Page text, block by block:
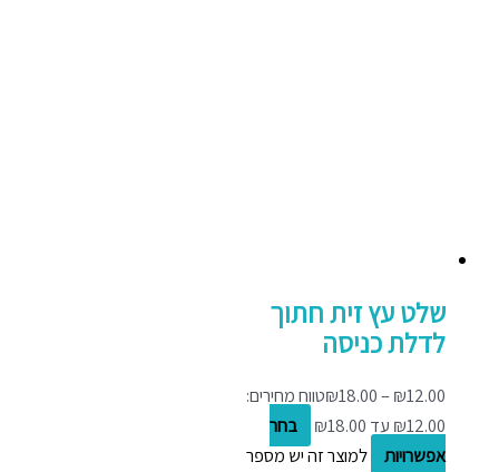
שלט עץ זית חתוך
לדלת כניסה
₪12.00
–
₪18.00 טווח מחירים:
בחר
אפשרויות
למוצר זה יש מספר